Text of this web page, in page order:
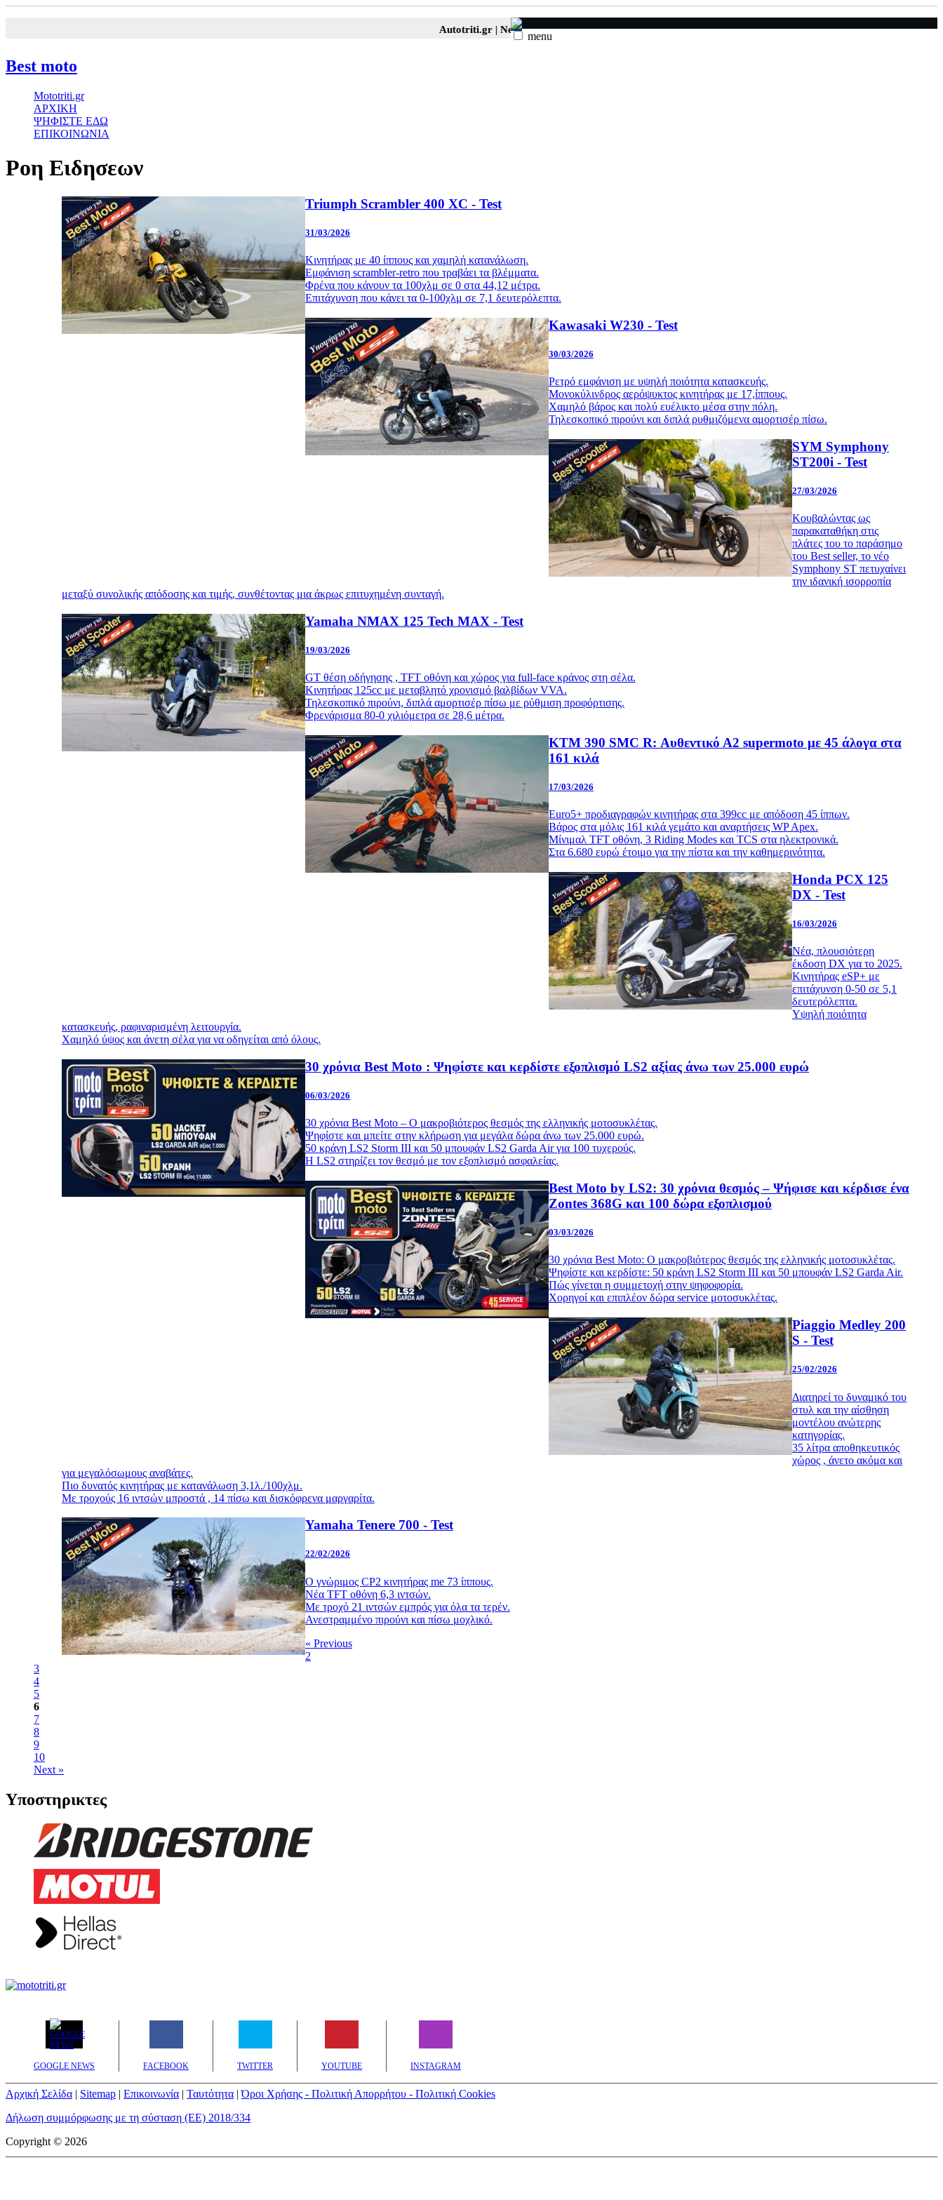
Autotriti.gr |Net.mototriti.gr |Προϊόντα & Υπηρεσίες |Αξεσουάρ Αναβάτη και Μοτοσυκλέτας |Μεταχειρισμένα
menu
Best moto
Mototriti.gr
ΑΡΧΙΚΗ
ΨΗΦΙΣΤΕ ΕΔΩ
ΕΠΙΚΟΙΝΩΝΙΑ
Ροη Ειδησεων
Triumph Scrambler 400 XC - Test
31/03/2026
Κινητήρας με 40 ίππους και χαμηλή κατανάλωση.
Εμφάνιση scrambler-retro που τραβάει τα βλέμματα.
Φρένα που κάνουν τα 100χλμ σε 0 στα 44,12 μέτρα.
Επιτάχυνση που κάνει τα 0-100χλμ σε 7,1 δευτερόλεπτα.
Kawasaki W230 - Test
30/03/2026
Ρετρό εμφάνιση με υψηλή ποιότητα κατασκευής.
Μονοκύλινδρος αερόψυκτος κινητήρας με 17,ίππους.
Χαμηλό βάρος και πολύ ευέλικτο μέσα στην πόλη.
Τηλεσκοπικό πιρούνι και διπλά ρυθμιζόμενα αμορτισέρ πίσω.
SYM Symphony
ST200i - Test
27/03/2026
Κουβαλώντας ως
παρακαταθήκη στις
πλάτες του το παράσημο
του Best seller, το νέο
Symphony ST πετυχαίνει
την ιδανική ισορροπία
μεταξύ συνολικής απόδοσης και τιμής, συνθέτοντας μια άκρως επιτυχημένη συνταγή.
Yamaha NMAX 125 Tech MAX - Test
19/03/2026
GT θέση οδήγησης , TFT οθόνη και χώρος για full-face κράνος στη σέλα.
Κινητήρας 125cc με μεταβλητό χρονισμό βαλβίδων VVA.
Τηλεσκοπικό πιρούνι, διπλά αμορτισέρ πίσω με ρύθμιση προφόρτισης.
Φρενάρισμα 80-0 χιλιόμετρα σε 28,6 μέτρα.
KTM 390 SMC R: Αυθεντικό Α2 supermoto με 45 άλογα στα
161 κιλά
17/03/2026
Euro5+ προδιαγραφών κινητήρας στα 399cc με απόδοση 45 ίππων.
Βάρος στα μόλις 161 κιλά γεμάτο και αναρτήσεις WP Apex.
Μίνιμαλ TFT οθόνη, 3 Riding Modes και TCS στα ηλεκτρονικά.
Στα 6.680 ευρώ έτοιμο για την πίστα και την καθημερινότητα.
Honda PCX 125
DX - Test
16/03/2026
Νέα, πλουσιότερη
έκδοση DX για το 2025.
Κινητήρας eSP+ με
επιτάχυνση 0-50 σε 5,1
δευτερόλεπτα.
Υψηλή ποιότητα
κατασκευής, ραφιναρισμένη λειτουργία.
Χαμηλό ύψος και άνετη σέλα για να οδηγείται από όλους.
30 χρόνια Best Moto : Ψηφίστε και κερδίστε εξοπλισμό LS2 αξίας άνω των 25.000 ευρώ
06/03/2026
30 χρόνια Best Moto – Ο μακροβιότερος θεσμός της ελληνικής μοτοσυκλέτας.
Ψηφίστε και μπείτε στην κλήρωση για μεγάλα δώρα άνω των 25.000 ευρώ.
50 κράνη LS2 Storm III και 50 μπουφάν LS2 Garda Air για 100 τυχερούς.
Η LS2 στηρίζει τον θεσμό με τον εξοπλισμό ασφαλείας.
Best Moto by LS2: 30 χρόνια θεσμός – Ψήφισε και κέρδισε ένα
Zontes 368G και 100 δώρα εξοπλισμού
03/03/2026
30 χρόνια Best Moto: Ο μακροβιότερος θεσμός της ελληνικής μοτοσυκλέτας.
Ψηφίστε και κερδίστε: 50 κράνη LS2 Storm III και 50 μπουφάν LS2 Garda Air.
Πώς γίνεται η συμμετοχή στην ψηφοφορία.
Χορηγοί και επιπλέον δώρα service μοτοσυκλέτας.
Piaggio Medley 200
S - Test
25/02/2026
Διατηρεί το δυναμικό του
στυλ και την αίσθηση
μοντέλου ανώτερης
κατηγορίας.
35 λίτρα αποθηκευτικός
χώρος , άνετο ακόμα και
για μεγαλόσωμους αναβάτες.
Πιο δυνατός κινητήρας με κατανάλωση 3,1λ./100χλμ.
Με τροχούς 16 ιντσών μπροστά , 14 πίσω και δισκόφρενα μαργαρίτα.
Yamaha Tenere 700 - Test
22/02/2026
O γνώριμος CP2 κινητήρας me 73 ίππους.
Νέα TFT οθόνη 6,3 ιντσών.
Με τροχό 21 ιντσών εμπρός για όλα τα τερέν.
Ανεστραμμένο πιρούνι και πίσω μοχλικό.
« Previous
2
3
4
5
6
7
8
9
10
Next »
Υποστηρικτες
GOOGLE NEWS FACEBOOK TWITTER YOUTUBE INSTAGRAM
Αρχική Σελίδα | Sitemap | Επικοινωνία | Ταυτότητα |Όροι Χρήσης - Πολιτική Απορρήτου - Πολιτική Cookies
Δήλωση συμμόρφωσης με τη σύσταση (ΕΕ) 2018/334
Copyright © 2026